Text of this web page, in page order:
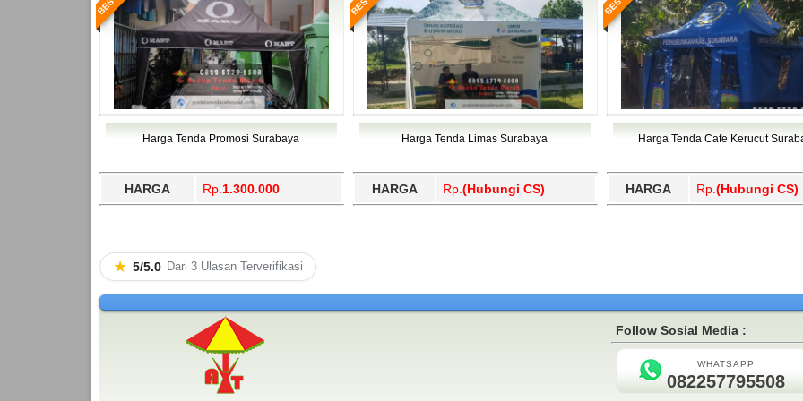
Harga Tenda Promosi Surabaya
HARGA Rp. 1.300.000
Harga Tenda Limas Surabaya
HARGA Rp. (Hubungi CS)
Harga Tenda Cafe Kerucut
HARGA Rp. (Hubungi CS)
★ 5/5.0 Dari 3 Ulasan Terverifikasi
Follow Sosial Media :
WHATSAPP
082257795508